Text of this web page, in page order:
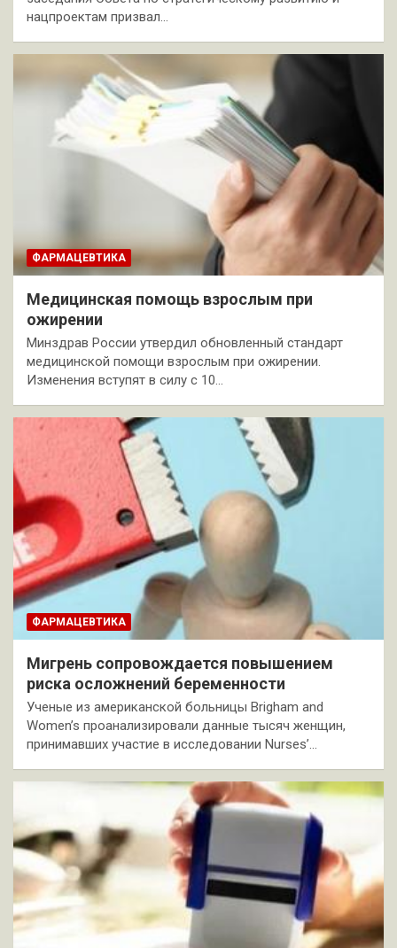
нацпроектам призвал…
ФАРМАЦЕВТИКА
Медицинская помощь взрослым при
ожирении
Минздрав России утвердил обновленный стандарт
медицинской помощи взрослым при ожирении.
Изменения вступят в силу с 10…
ФАРМАЦЕВТИКА
Мигрень сопровождается повышением
риска осложнений беременности
Ученые из американской больницы Brigham and
Women’s проанализировали данные тысяч женщин,
принимавших участие в исследовании Nurses’…